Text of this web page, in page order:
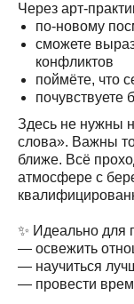
Через арт-
по-новому
сможете
конфликтов
поймёте, что
почувствуете
Здесь не нужны
слова». Важны
ближе. Всё
атмосфере с
✨ Идеально для
— освежить
— научиться
— провести